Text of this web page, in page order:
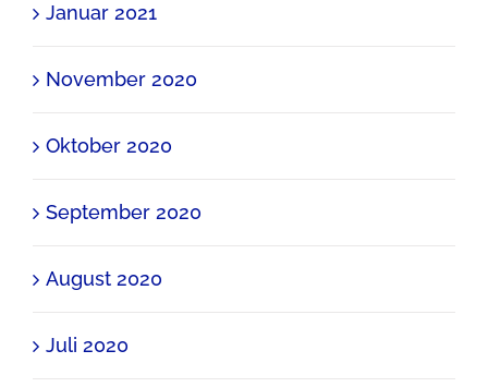
Januar 2021
November 2020
Oktober 2020
September 2020
August 2020
Juli 2020